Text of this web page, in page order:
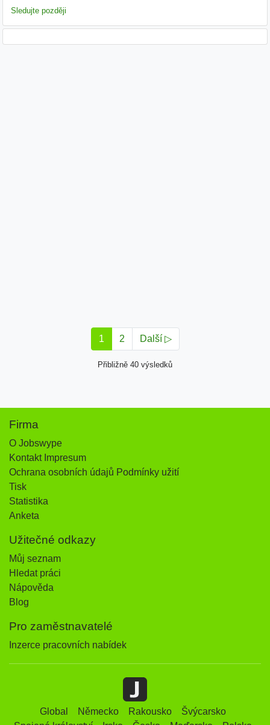
Sledujte později
1 2 Další ▷
Přibližně 40 výsledků
Firma
O Jobswype
Kontakt Impresum
Ochrana osobních údajů Podmínky užití
Tisk
Statistika
Anketa
Užitečné odkazy
Můj seznam
Hledat práci
Nápověda
Blog
Pro zaměstnavatelé
Inzerce pracovních nabídek
Global Německo Rakousko
Švýcarsko